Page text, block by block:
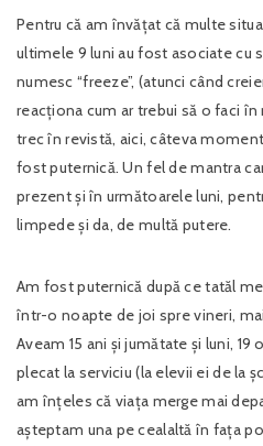
Pentru că am învățat că multe
ultimele 9 luni au fost asociate cu
numesc “freeze”, (atunci când
reacționa cum ar trebui să o faci
trec în revistă, aici, câteva
fost puternică. Un fel de mantra
prezent și în următoarele luni,
limpede și da, de multă putere.
Am fost puternică după ce tatăl
într-o noapte de joi spre vineri,
Aveam 15 ani și jumătate și luni,
plecat la serviciu (la elevii ei de la
am înțeles că viața merge mai
așteptam una pe cealaltă în fața